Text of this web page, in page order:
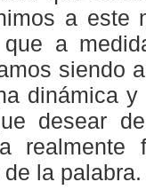
a este
a
siendo
dinámica
desear
la palabra.